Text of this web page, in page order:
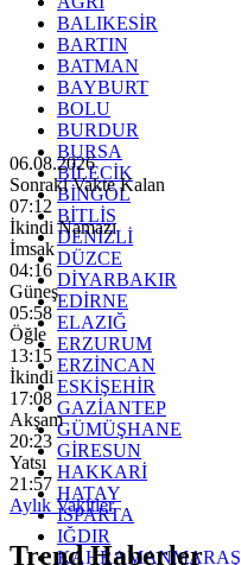
BALIKESİR
BARTIN
BATMAN
BAYBURT
BOLU
BURDUR
BURSA
BİLECİK
BİNGÖL
BİTLİS
DENİZLİ
DÜZCE
DİYARBAKIR
EDİRNE
ELAZIĞ
ERZURUM
ERZİNCAN
ESKİŞEHİR
GAZİANTEP
GÜMÜŞHANE
GİRESUN
HAKKARİ
HATAY
ISPARTA
IĞDIR
KAHRAMANMARAŞ
06.08.2026
Sonraki Vakte Kalan
07:10
İkindi Namazı
İmsak
04:16
Güneş
05:58
Öğle
13:15
İkindi
17:08
Akşam
20:23
Yatsı
21:57
Aylık Vakitler
Trend Haberler